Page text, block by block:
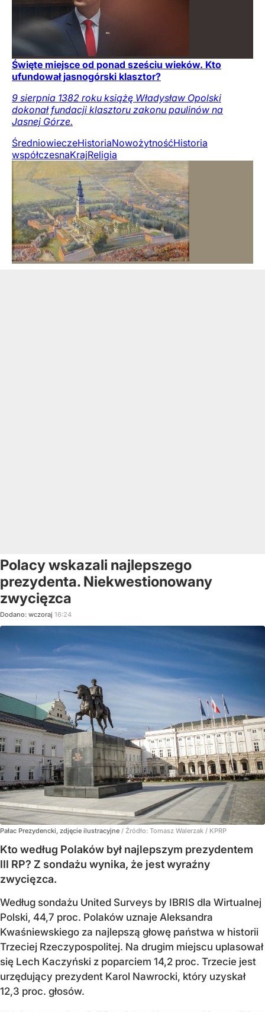
Święte miejsce od ponad sześciu wieków. Kto
ufundował jasnogórski klasztor?
9 sierpnia 1382 roku książę Władysław Opolski
dokonał fundacji klasztoru zakonu paulinów na
Jasnej Górze.
ŚredniowieczeHistoriaNowożytnośćHistoria
współczesnaKrajReligia
Polacy wskazali najlepszego
prezydenta. Niekwestionowany
zwycięzca
Dodano: wczoraj 16:24
Pałac Prezydencki, zdjęcie ilustracyjne / Źródło: Tomasz Walerzak / KPRP
Kto według Polaków był najlepszym prezydentem
III RP? Z sondażu wynika, że jest wyraźny
zwycięzca.
Według sondażu United Surveys by IBRIS dla Wirtualnej
Polski, 44,7 proc. Polaków uznaje Aleksandra
Kwaśniewskiego za najlepszą głowę państwa w historii
Trzeciej Rzeczypospolitej. Na drugim miejscu uplasował
się Lech Kaczyński z poparciem 14,2 proc. Trzecie jest
urzędujący prezydent Karol Nawrocki, który uzyskał
12,3 proc. głosów.